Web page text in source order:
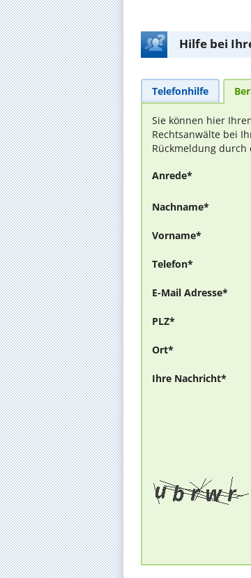
Hilfe bei
Telefonhilfe
Sie können hier
Rechtsanwälte bei
Rückmeldung durch
Anrede*
Nachname*
Vorname*
Telefon*
E-Mail Adresse*
PLZ*
Ort*
Ihre Nachricht*